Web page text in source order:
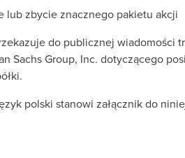
lub zbycie znacznego pakietu akcji
do publicznej wiadomości
Sachs Group, Inc. dotyczącego
polski stanowi załącznik do